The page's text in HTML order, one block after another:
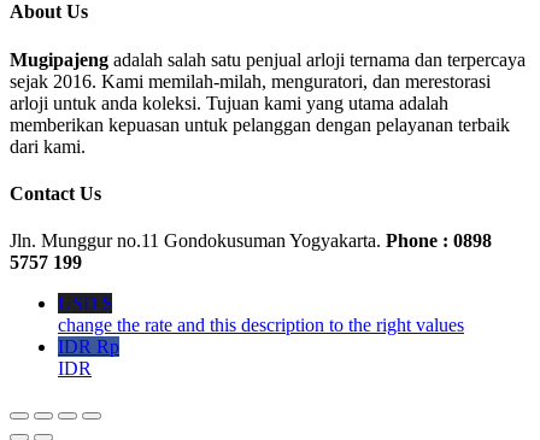
About Us
Mugipajeng adalah salah satu penjual arloji ternama dan terpercaya
sejak 2016. Kami memilah-milah, menguratori, dan merestorasi
arloji untuk anda koleksi. Tujuan kami yang utama adalah
memberikan kepuasan untuk pelanggan dengan pelayanan terbaik
dari kami.
Contact Us
Jln. Munggur no.11 Gondokusuman Yogyakarta. Phone : 0898
5757 199
USD $
change the rate and this description to the right values
IDR Rp
IDR